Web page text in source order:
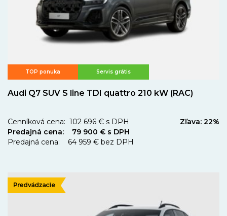
TOP ponuka Servis grátis
Audi Q7 SUV S line TDI quattro 210 kW (RAC)
Zľava: 22%
Cenníková cena: 102 696 € s DPH
Predajná cena: 79 900 € s DPH
Predajná cena: 64 959 € bez DPH